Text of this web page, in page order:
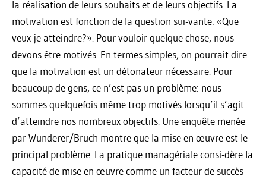
la réalisation de leurs souhaits et de leurs objectifs. La
motivation est fonction de la question sui-vante: «Que
veux-je atteindre?». Pour vouloir quelque chose, nous
devons être motivés. En termes simples, on pourrait dire
que la motivation est un détonateur nécessaire. Pour
beaucoup de gens, ce n’est pas un problème: nous
sommes quelquefois même trop motivés lorsqu’il s’agit
d’atteindre nos nombreux objectifs. Une enquête menée
par Wunderer/Bruch montre que la mise en œuvre est le
principal problème. La pratique managériale consi-dère la
capacité de mise en œuvre comme un facteur de succès